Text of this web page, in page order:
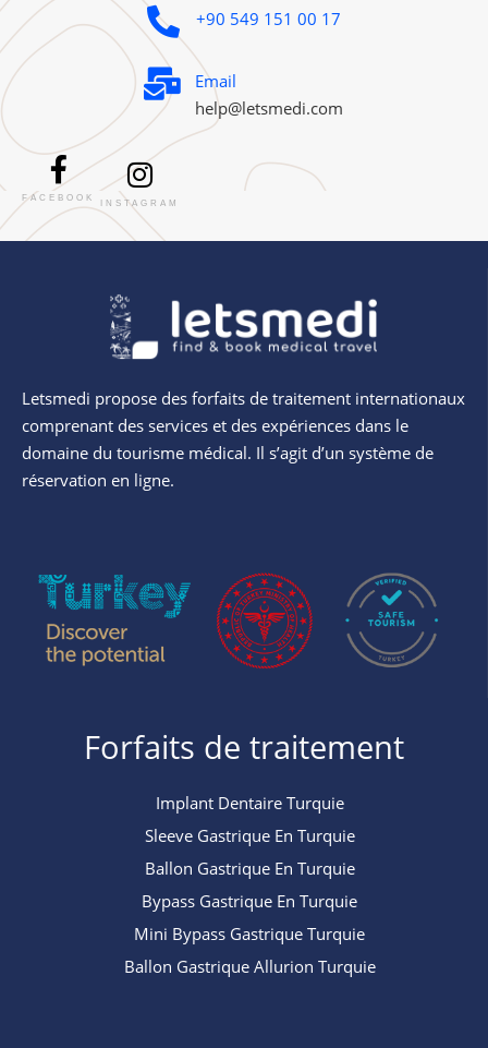
+90 549 151 00 17
Email
help@letsmedi.com
FACEBOOK
INSTAGRAM
Letsmedi propose des forfaits de traitement internationaux
comprenant des services et des expériences dans le
domaine du tourisme médical. Il s’agit d’un système de
réservation en ligne.
Forfaits de traitement
Implant Dentaire Turquie
Sleeve Gastrique En Turquie
Ballon Gastrique En Turquie
Bypass Gastrique En Turquie
Mini Bypass Gastrique Turquie
Ballon Gastrique Allurion Turquie